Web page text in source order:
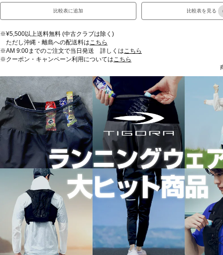
比較表に追加 比較表を見る
※¥5,500以上送料無料 (中古クラブは除く)
ただし沖縄・離島への配送料はこちら
※AM 9:00までのご注文で当日発送 詳しくはこちら
※クーポン・キャンペーン利用についてはこちら